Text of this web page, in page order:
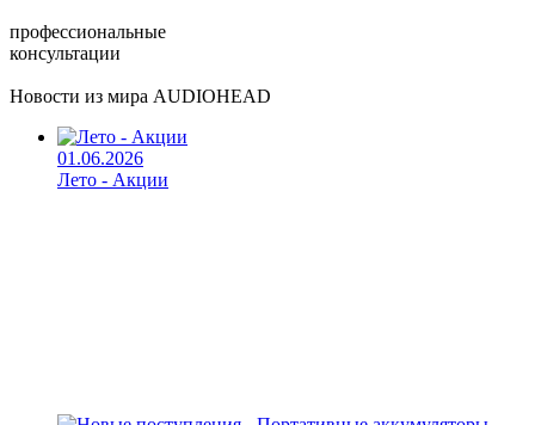
профессиональные
консультации
Новости из мира AUDIOHEAD
01.06.2026
Лето - Акции